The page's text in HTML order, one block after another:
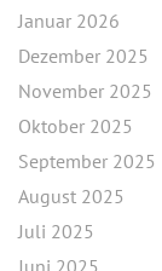
Januar 2026
Dezember 2025
November 2025
Oktober 2025
September 2025
August 2025
Juli 2025